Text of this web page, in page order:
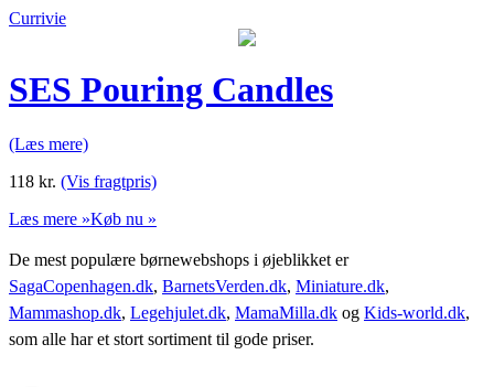
Currivie
SES Pouring Candles
(Læs mere)
118 kr. (Vis fragtpris)
Læs mere »Køb nu »
De mest populære børnewebshops i øjeblikket er
SagaCopenhagen.dk, BarnetsVerden.dk, Miniature.dk,
Mammashop.dk, Legehjulet.dk, MamaMilla.dk og Kids-world.dk,
som alle har et stort sortiment til gode priser.